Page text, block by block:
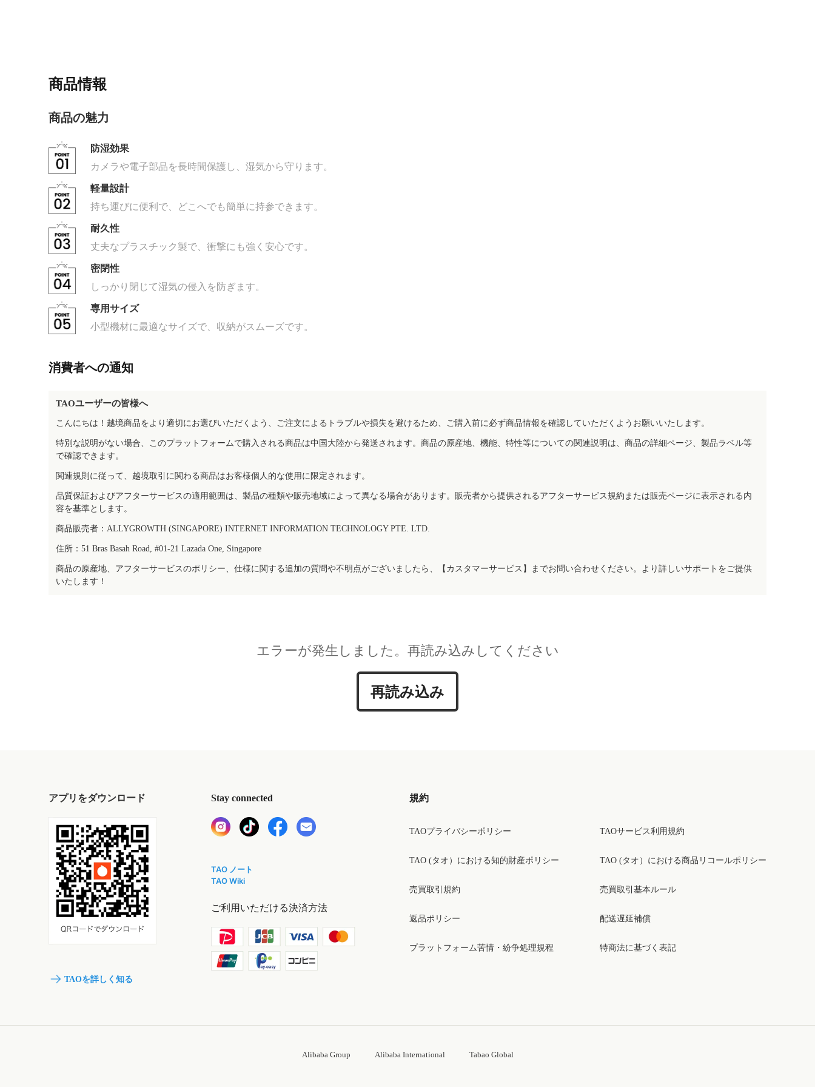
商品情報
商品の魅力
防湿効果
カメラや電子部品を長時間保護し、湿気から守ります。
軽量設計
持ち運びに便利で、どこへでも簡単に持参できます。
耐久性
丈夫なプラスチック製で、衝撃にも強く安心です。
密閉性
しっかり閉じて湿気の侵入を防ぎます。
専用サイズ
小型機材に最適なサイズで、収納がスムーズです。
消費者への通知
TAOユーザーの皆様へ
こんにちは！越境商品をより適切にお選びいただくよう、ご注文によるトラブルや損失を避けるため、ご購入前に必ず商品情報を確認していただくようお願いいたします。
特別な説明がない場合、このプラットフォームで購入される商品は中国大陸から発送されます。商品の原産地、機能、特性等についての関連説明は、商品の詳細ページ、製品ラベル等
で確認できます。
関連規則に従って、越境取引に関わる商品はお客様個人的な使用に限定されます。
品質保証およびアフターサービスの適用範囲は、製品の種類や販売地域によって異なる場合があります。販売者から提供されるアフターサービス規約または販売ページに表示される内
容を基準とします。
商品販売者：ALLYGROWTH (SINGAPORE) INTERNET INFORMATION TECHNOLOGY PTE. LTD.
住所：51 Bras Basah Road, #01-21 Lazada One, Singapore
商品の原産地、アフターサービスのポリシー、仕様に関する追加の質問や不明点がございましたら、【カスタマーサービス】までお問い合わせください。より詳しいサポートをご提供
いたします！
エラーが発生しました。再読み込みしてください
再読み込み
アプリをダウンロード
TAOを詳しく知る
Stay connected
TAO ノート
TAO Wiki
ご利用いただける決済方法
規約
TAOプライバシーポリシー
TAO (タオ）における知的財産ポリシー
売買取引規約
返品ポリシー
プラットフォーム苦情・紛争処理規程
TAOサービス利用規約
TAO (タオ）における商品リコールポリシー
売買取引基本ルール
配送遅延補償
特商法に基づく表記
Alibaba Group Alibaba International Tabao Global